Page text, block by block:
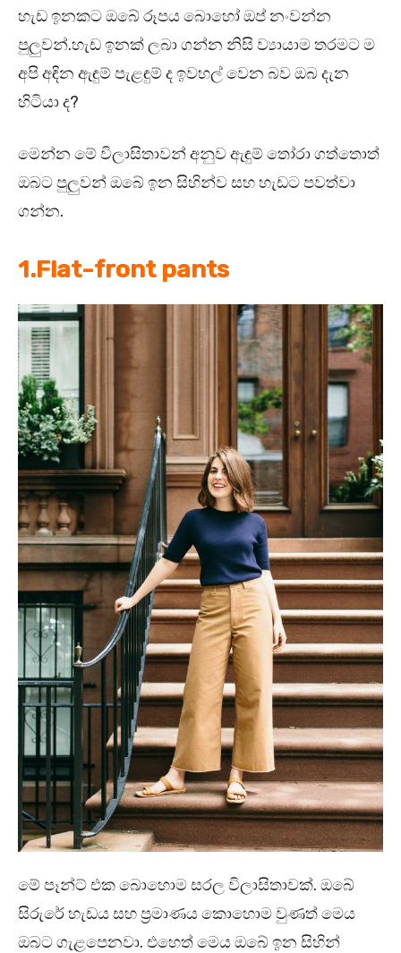
හැඩ ඉනකට ඔබේ රූපය බොහෝ ඔප් නංවන්න
පුලුවන්.හැඩ ඉනක් ලබා ගන්න නිසි ව්‍යායාම තරමට ම
අපි අඳින ඇඳුම් පැළඳුම් ද ඉවහල් වෙන බව ඔබ දැන
හිටියා ද?
මෙන්න මේ විලාසිතාවන් අනුව ඇඳුම් තෝරා ගත්තොත්
ඔබට පුලුවන් ඔබේ ඉන සිහින්ව සහ හැඩට පවත්වා
ගන්න.
1.Flat-front pants
මේ පෑන්ට් එක බොහොම සරල විලාසිතාවක්. ඔබේ
සිරුරේ හැඩය සහ ප්‍රමාණය කොහොම වුණත් මෙය
ඔබට ගැළපෙනවා. එහෙත් මෙය ඔබේ ඉන සිහින්